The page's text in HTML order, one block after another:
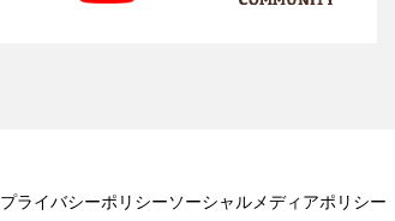
プライバシーポリシーソーシャルメディアポリシー